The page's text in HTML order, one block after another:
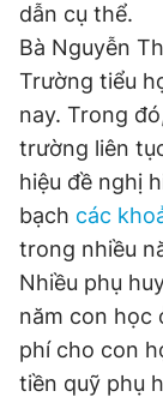
dẫn cụ thể.
Bà Nguyễn
Trường tiểu
nay. Trong
trường liên
hiệu đề nghị
bạch các
trong nhiều
Nhiều phụ
năm con học
phí cho con
tiền quỹ phụ